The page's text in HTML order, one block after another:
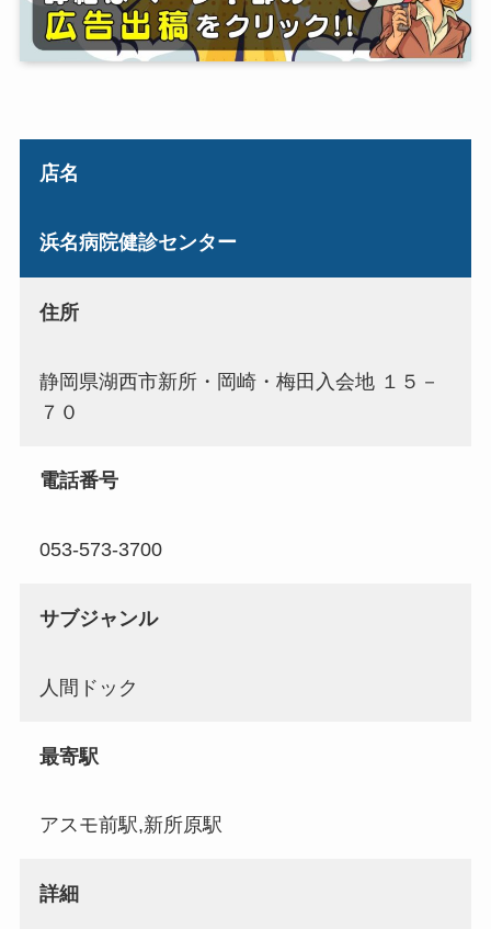
店名
浜名病院健診センター
住所
静岡県湖西市新所・岡崎・梅田入会地 １５－
７０
電話番号
053-573-3700
サブジャンル
人間ドック
最寄駅
アスモ前駅,新所原駅
詳細